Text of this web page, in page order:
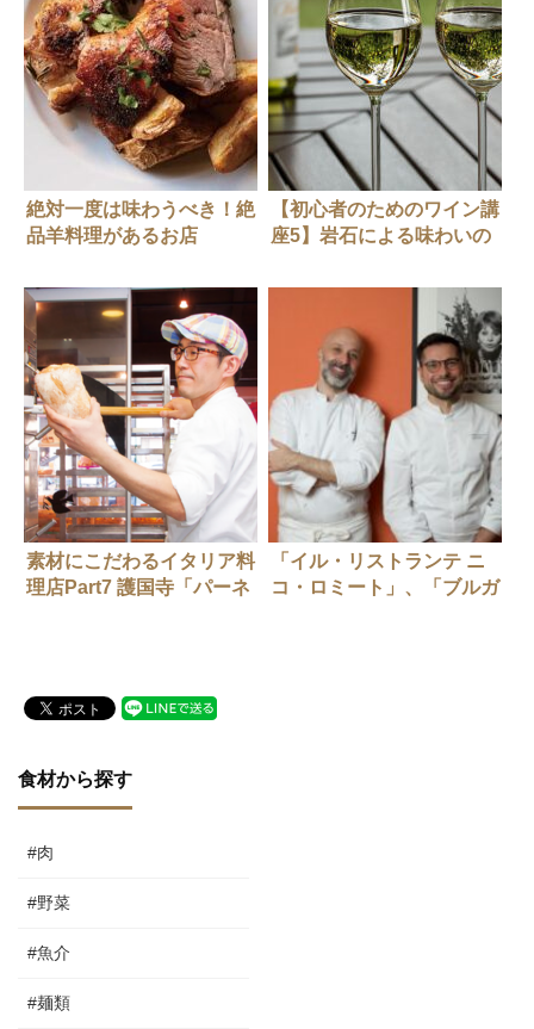
絶対一度は味わうべき！絶
品羊料理があるお店
【初心者のためのワイン講
座5】岩石による味わいの
素材にこだわるイタリア料
理店Part7 護国寺「パーネ
「イル・リストランテ ニ
コ・ロミート」、「ブルガ
食材から探す
#肉
#野菜
#魚介
#麺類